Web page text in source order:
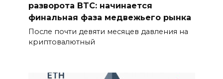
разворота BTC: начинается
финальная фаза медвежьего рынка
После почти девяти месяцев давления на
криптовалютный